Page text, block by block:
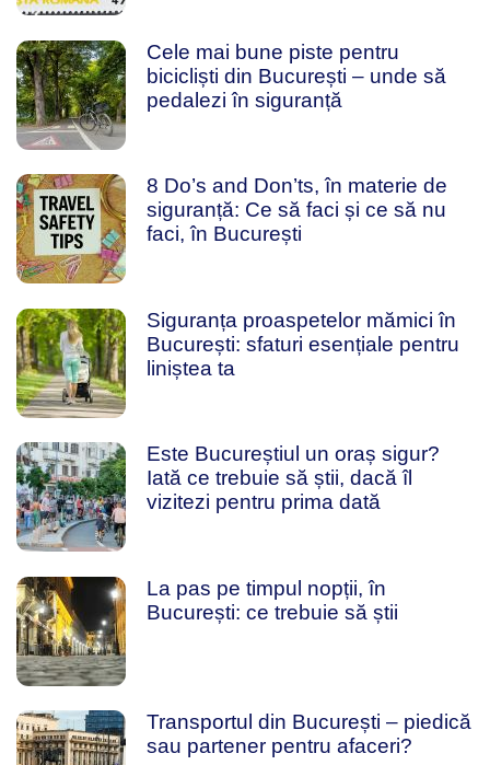
Cele mai bune piste pentru
bicicliști din București – unde să
pedalezi în siguranță
8 Do’s and Don’ts, în materie de
siguranță: Ce să faci și ce să nu
faci, în București
Siguranța proaspetelor mămici în
București: sfaturi esențiale pentru
liniștea ta
Este Bucureștiul un oraș sigur?
Iată ce trebuie să știi, dacă îl
vizitezi pentru prima dată
La pas pe timpul nopții, în
București: ce trebuie să știi
Transportul din București – piedică
sau partener pentru afaceri?